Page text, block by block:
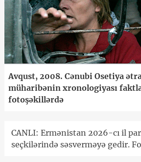
Avqust, 2008. Cənubi Osetiya
müharibənin xronologiyası
fotoşəkillərdə
CANLI: Ermənistan 2026-cı il
seçkilərində səsverməyə gedir.